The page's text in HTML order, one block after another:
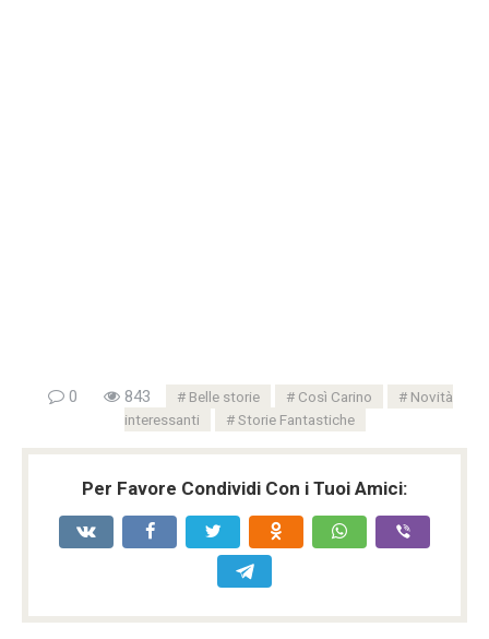
0 843 Belle storie Così Carino
Novità
interessanti
Storie Fantastiche
Per Favore Condividi Con i Tuoi Amici: